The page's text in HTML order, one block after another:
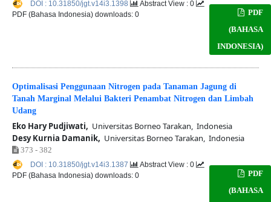
PDF
(BAHASA
INDONESIA)
DOI : 10.31850/jgt.v14i3.1398
Abstract View : 0
PDF (Bahasa Indonesia) downloads: 0
Optimalisasi Penggunaan Nitrogen pada Tanaman Jagung di
Tanah Marginal Melalui Bakteri Penambat Nitrogen dan Limbah
Udang
Eko Hary Pudjiwati, Universitas Borneo Tarakan, Indonesia
Desy Kurnia Damanik, Universitas Borneo Tarakan, Indonesia
373 - 382
PDF
(BAHASA
DOI : 10.31850/jgt.v14i3.1387
Abstract View : 0
PDF (Bahasa Indonesia) downloads: 0